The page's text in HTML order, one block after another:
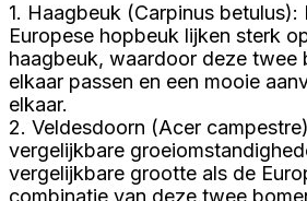
1. Haagbeuk (Carpinus
Europese hopbeuk lijken sterk
haagbeuk, waardoor deze twee
elkaar passen en een mooie
elkaar.
2. Veldesdoorn (Acer
vergelijkbare
vergelijkbare grootte als de
combinatie van deze twee